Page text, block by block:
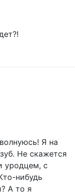
Я на
Не скажется
уродцем, с
нибудь
А то я